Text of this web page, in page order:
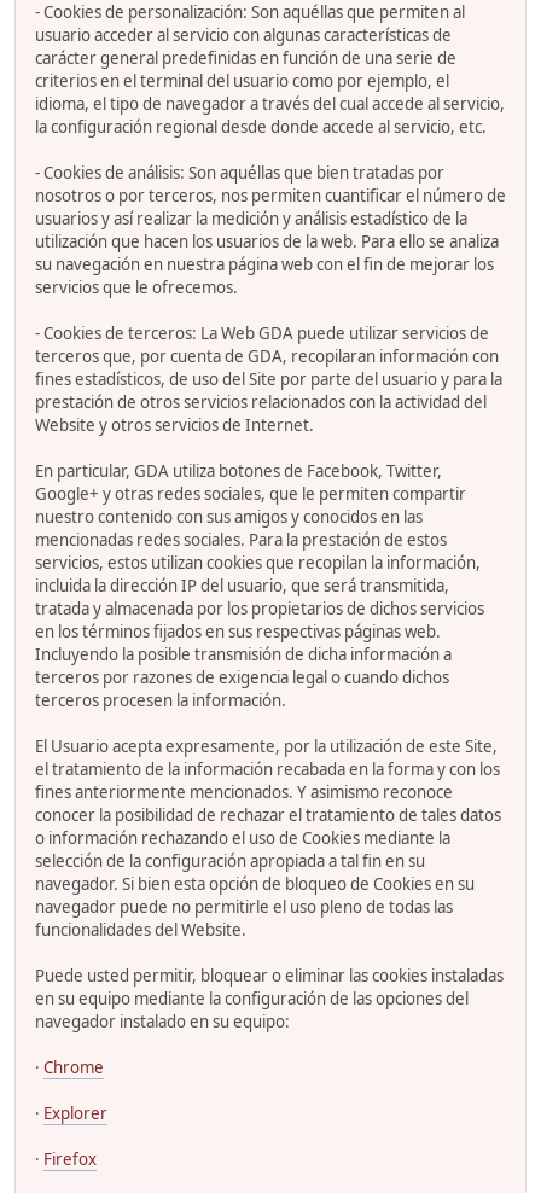
- Cookies de personalización: Son aquéllas que permiten al
usuario acceder al servicio con algunas características de
carácter general predefinidas en función de una serie de
criterios en el terminal del usuario como por ejemplo, el
idioma, el tipo de navegador a través del cual accede al servicio,
la configuración regional desde donde accede al servicio, etc.
- Cookies de análisis: Son aquéllas que bien tratadas por
nosotros o por terceros, nos permiten cuantificar el número de
usuarios y así realizar la medición y análisis estadístico de la
utilización que hacen los usuarios de la web. Para ello se analiza
su navegación en nuestra página web con el fin de mejorar los
servicios que le ofrecemos.
- Cookies de terceros: La Web GDA puede utilizar servicios de
terceros que, por cuenta de GDA, recopilaran información con
fines estadísticos, de uso del Site por parte del usuario y para la
prestación de otros servicios relacionados con la actividad del
Website y otros servicios de Internet.
En particular, GDA utiliza botones de Facebook, Twitter,
Google+ y otras redes sociales, que le permiten compartir
nuestro contenido con sus amigos y conocidos en las
mencionadas redes sociales. Para la prestación de estos
servicios, estos utilizan cookies que recopilan la información,
incluida la dirección IP del usuario, que será transmitida,
tratada y almacenada por los propietarios de dichos servicios
en los términos fijados en sus respectivas páginas web.
Incluyendo la posible transmisión de dicha información a
terceros por razones de exigencia legal o cuando dichos
terceros procesen la información.
El Usuario acepta expresamente, por la utilización de este Site,
el tratamiento de la información recabada en la forma y con los
fines anteriormente mencionados. Y asimismo reconoce
conocer la posibilidad de rechazar el tratamiento de tales datos
o información rechazando el uso de Cookies mediante la
selección de la configuración apropiada a tal fin en su
navegador. Si bien esta opción de bloqueo de Cookies en su
navegador puede no permitirle el uso pleno de todas las
funcionalidades del Website.
Puede usted permitir, bloquear o eliminar las cookies instaladas
en su equipo mediante la configuración de las opciones del
navegador instalado en su equipo:
· Chrome
· Explorer
· Firefox